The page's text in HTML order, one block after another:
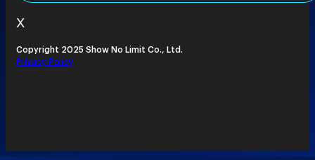
X
Copyright 2025 Show No Limit Co., Ltd.
Privacy Policy